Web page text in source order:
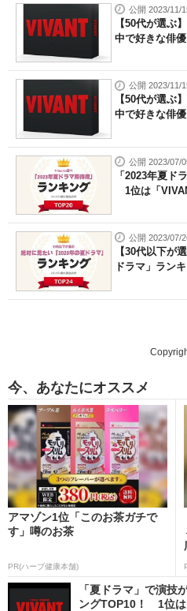
公開 2023/11/
【50代が選ぶ
中で好きな俳
公開 2023/11/
【50代が選ぶ
中で好きな俳
公開 2023/07/
「2023年夏ド
1位は「
公開 2023/07/
【30代以下が
ドラマ」ラン
今、あなたにオススメ
アマゾン1位「このお茶ガチで
す」噂のお茶
PR(ハーブ健康本舗)
「夏ドラマ」で演技
ングTOP10！ 1位は